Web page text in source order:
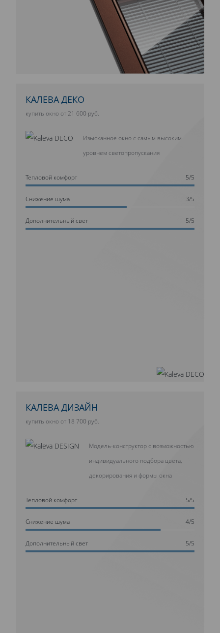
КАЛЕВА ДЕКО
купить окно от 21 600 руб.
Изысканное окно с самым высоким
уровнем светопропускания
Тепловой комфорт 5/5
Cнижение шума 3/5
Дополнительный свет 5/5
КАЛЕВА ДИЗАЙН
купить окно от 18 700 руб.
Модель-конструктор с возможностью
индивидуального подбора цвета,
декорирования и формы окна
Тепловой комфорт 5/5
Cнижение шума 4/5
Дополнительный свет 5/5